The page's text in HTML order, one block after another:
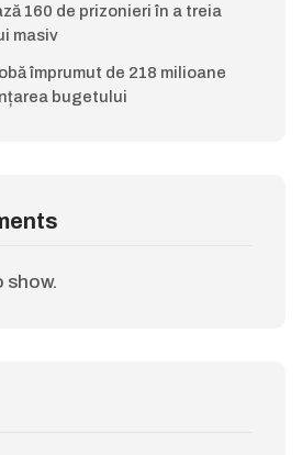
160 de prizonieri în a treia
masiv
împrumut de 218 milioane
bugetului
show.